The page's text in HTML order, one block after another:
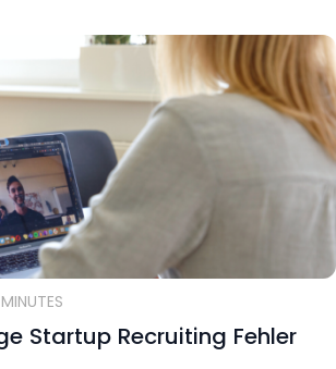
Startup Recruiting Fehler